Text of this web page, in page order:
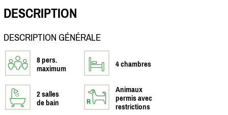
DESCRIPTION
DESCRIPTION GÉNÉRALE
8 pers.
maximum
4 chambres
2 salles
de bain
Animaux
permis avec
restrictions